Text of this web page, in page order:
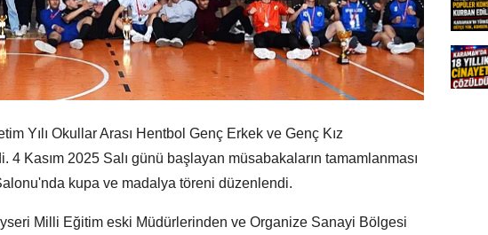
Yılı Okullar Arası Hentbol Genç Erkek ve Genç Kız
4 Kasım 2025 Salı günü başlayan müsabakaların tamamlanması
kupa ve madalya töreni düzenlendi.
Milli Eğitim eski Müdürlerinden ve Organize Sanayi Bölgesi